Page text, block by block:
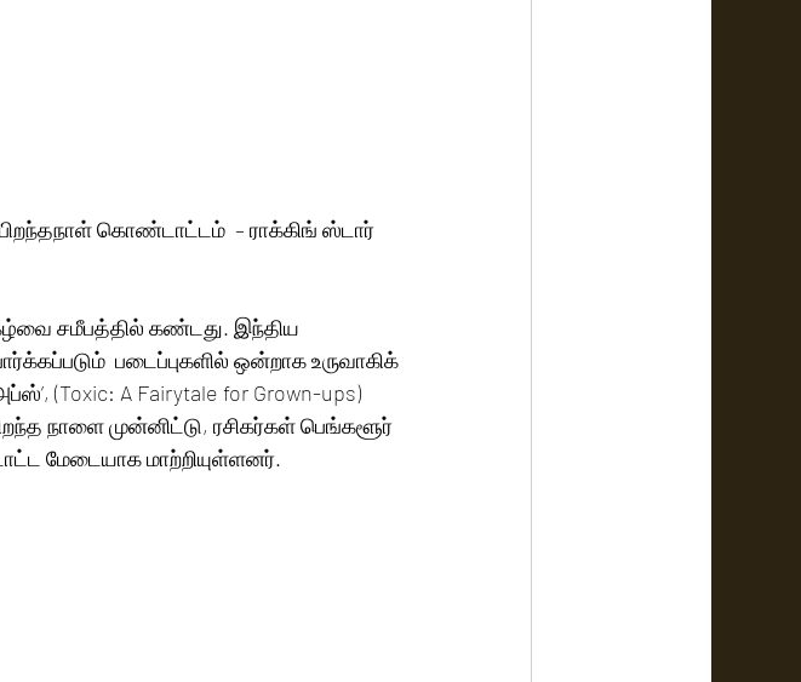
கொண்டாட்டம்  – ராக்கிங் ஸ்டார்
சமீபத்தில் கண்டது. இந்திய
படைப்புகளில் ஒன்றாக உருவாகிக்
(Toxic: A Fairytale for Grown-ups)
நாளை முன்னிட்டு, ரசிகர்கள் பெங்களூர்
மேடையாக மாற்றியுள்ளனர்.